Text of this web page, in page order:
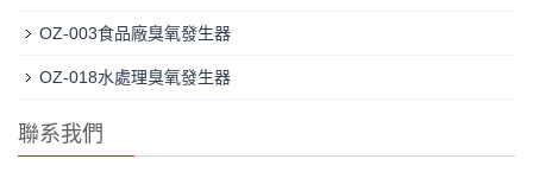
OZ-003食品廠臭氧發生器
OZ-018水處理臭氧發生器
聯系我們